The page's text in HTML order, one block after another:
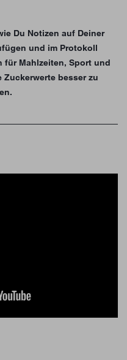
Du Notizen auf Deiner
und im Protokoll
für Mahlzeiten, Sport und
Zuckerwerte besser zu